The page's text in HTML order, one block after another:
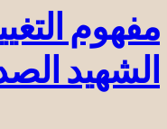
مفهوم
الشهيد